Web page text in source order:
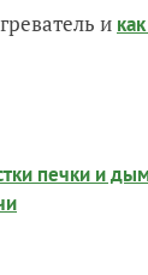
и
печки и